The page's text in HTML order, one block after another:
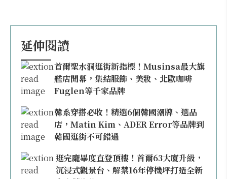
延伸閱讀
首爾聖水洞逛街新指標！Musinsa最大旗
艦店開幕，集結服飾、美妝、北歐咖啡
Fuglen等千家品牌
韓系穿搭必收！精選6個韓國潮牌、選品
店，Matin Kim、ADER Error等品牌到
韓國逛街不可錯過
逛完龐畢度直登頂樓！首爾63大廈升級，
沉浸式觀景台、解禁16年停機坪打造全新